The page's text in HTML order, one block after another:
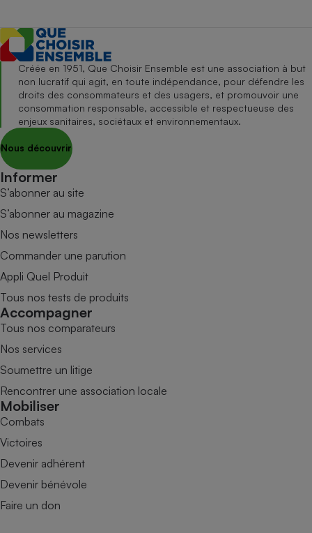
Créée en 1951, Que Choisir Ensemble est une association à but
non lucratif qui agit, en toute indépendance, pour défendre les
droits des consommateurs et des usagers, et promouvoir une
consommation responsable, accessible et respectueuse des
enjeux sanitaires, sociétaux et environnementaux.
Nous découvrir
Informer
S’abonner au site
S’abonner au magazine
Nos newsletters
Commander une parution
Appli Quel Produit
Tous nos tests de produits
Accompagner
Tous nos comparateurs
Nos services
Soumettre un litige
Rencontrer une association locale
Mobiliser
Combats
Victoires
Devenir adhérent
Devenir bénévole
Faire un don